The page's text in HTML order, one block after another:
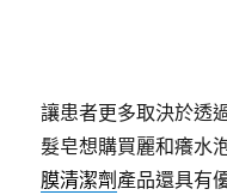
讓患者更多取決於透
髮皂想購買麗和癢水
膜清潔劑產品還具有